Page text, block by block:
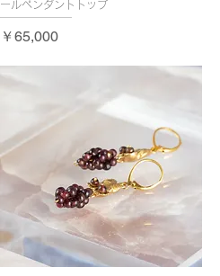
ールペンダントトップ
価格
￥65,000